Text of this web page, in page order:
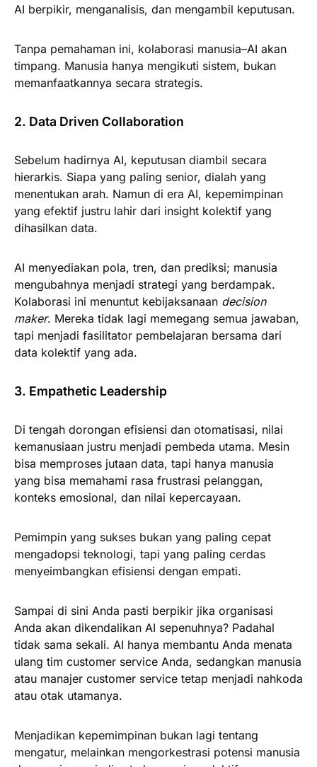
AI berpikir, menganalisis, dan mengambil keputusan.
Tanpa pemahaman ini, kolaborasi manusia–AI akan
timpang. Manusia hanya mengikuti sistem, bukan
memanfaatkannya secara strategis.
2. Data Driven Collaboration
Sebelum hadirnya AI, keputusan diambil secara
hierarkis. Siapa yang paling senior, dialah yang
menentukan arah. Namun di era AI, kepemimpinan
yang efektif justru lahir dari insight kolektif yang
dihasilkan data.
AI menyediakan pola, tren, dan prediksi; manusia
mengubahnya menjadi strategi yang berdampak.
Kolaborasi ini menuntut kebijaksanaan decision
maker. Mereka tidak lagi memegang semua jawaban,
tapi menjadi fasilitator pembelajaran bersama dari
data kolektif yang ada.
3. Empathetic Leadership
Di tengah dorongan efisiensi dan otomatisasi, nilai
kemanusiaan justru menjadi pembeda utama. Mesin
bisa memproses jutaan data, tapi hanya manusia
yang bisa memahami rasa frustrasi pelanggan,
konteks emosional, dan nilai kepercayaan.
Pemimpin yang sukses bukan yang paling cepat
mengadopsi teknologi, tapi yang paling cerdas
menyeimbangkan efisiensi dengan empati.
Sampai di sini Anda pasti berpikir jika organisasi
Anda akan dikendalikan AI sepenuhnya? Padahal
tidak sama sekali. AI hanya membantu Anda menata
ulang tim customer service Anda, sedangkan manusia
atau manajer customer service tetap menjadi nahkoda
atau otak utamanya.
Menjadikan kepemimpinan bukan lagi tentang
mengatur, melainkan mengorkestrasi potensi manusia